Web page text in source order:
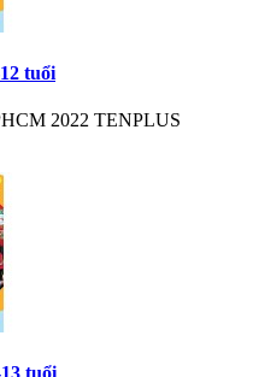
tuổi
2022 TENPLUS